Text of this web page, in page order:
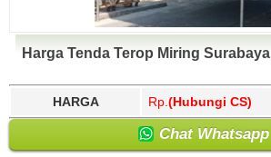
Harga Tenda Terop Miring Surabaya
HARGA Rp. (Hubungi CS)
Chat Whatsapp